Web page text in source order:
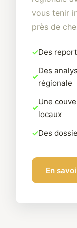
vous tenir
près de
Des
Des
régionale
Une
locaux
Des
En